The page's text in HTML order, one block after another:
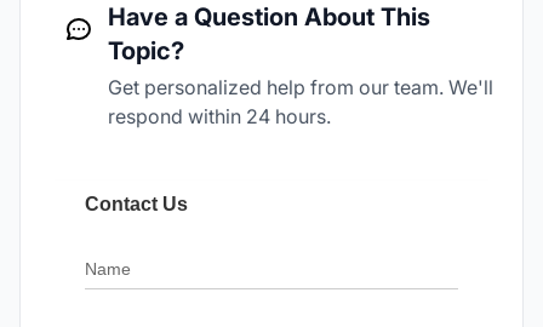
Have a Question About This
Topic?
Get personalized help from our team. We'll
respond within 24 hours.